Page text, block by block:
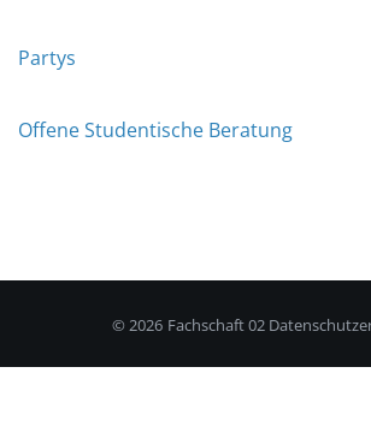
Partys
Offene Studentische Beratung
© 2026 Fachschaft 02